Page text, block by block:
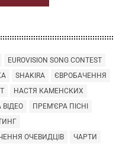
EUROVISION SONG CONTEST
SHAKIRA
ЄВРОБАЧЕННЯ
НАСТЯ КАМЕНСКИХ
ПРЕМ'ЄРА ПІСНІ
ОЧЕВИДЦІВ
ЧАРТИ